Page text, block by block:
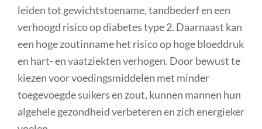
leiden tot gewichtstoename, tandbederf en een
verhoogd risico op diabetes type 2. Daarnaast kan
een hoge zoutinname het risico op hoge bloeddruk
en hart- en vaatziekten verhogen. Door bewust te
kiezen voor voedingsmiddelen met minder
toegevoegde suikers en zout, kunnen mannen hun
algehele gezondheid verbeteren en zich energieker